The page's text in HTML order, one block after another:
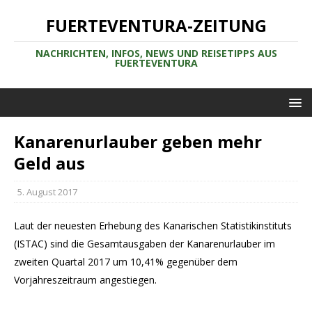
FUERTEVENTURA-ZEITUNG
NACHRICHTEN, INFOS, NEWS UND REISETIPPS AUS
FUERTEVENTURA
Kanarenurlauber geben mehr
Geld aus
5. August 2017
Laut der neuesten Erhebung des Kanarischen Statistikinstituts
(ISTAC) sind die Gesamtausgaben der Kanarenurlauber im
zweiten Quartal 2017 um 10,41% gegenüber dem
Vorjahreszeitraum angestiegen.